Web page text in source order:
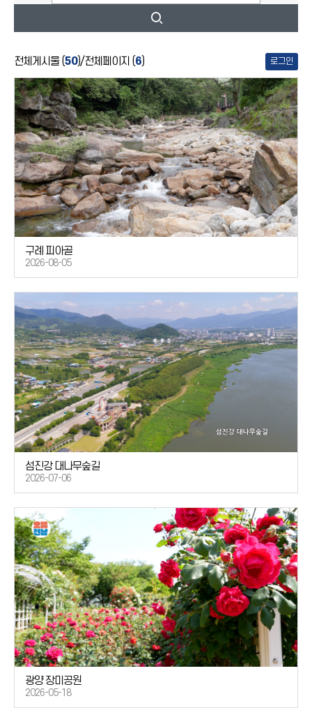
전체게시물 (50)/전체페이지 (6) 로그인
구례 피아골
2026-08-05
섬진강 대나무숲길
2026-07-06
광양 장미공원
2026-05-18